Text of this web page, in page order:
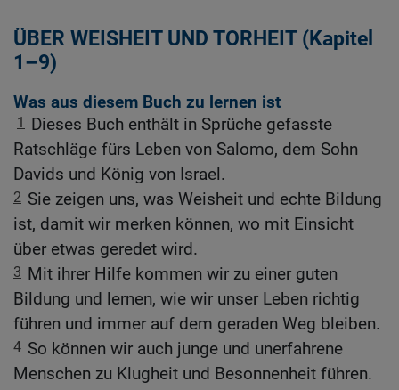
ÜBER WEISHEIT UND TORHEIT (Kapitel
1–9)
Was aus diesem Buch zu lernen ist
1
Dieses Buch enthält in Sprüche gefasste
Ratschläge fürs Leben von Salomo, dem Sohn
Davids und König von Israel.
2 Sie zeigen uns, was Weisheit und echte Bildung
ist, damit wir merken können, wo mit Einsicht
über etwas geredet wird.
3 Mit ihrer Hilfe kommen wir zu einer guten
Bildung und lernen, wie wir unser Leben richtig
führen und immer auf dem geraden Weg bleiben.
4 So können wir auch junge und unerfahrene
Menschen zu Klugheit und Besonnenheit führen.